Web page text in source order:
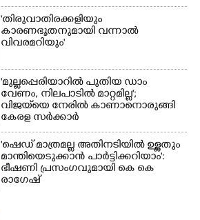
'തിരുവാതിരക്കളിയും
കാരണഭൂതനുമായി വന്നാൽ
വിവരമറിയും '
'മുല്ലപ്പെരിയാറിൽ പുതിയ ഡാം
വേണം, നിലപാടിൽ മാറ്റമില്ല';
വിജയ്‌യെ നേരിൽ കാണാനൊരുങ്ങി
കേരള സർക്കാർ
'ഷെഡ് മാത്രമല്ല അതിനടിയിൽ ഉള്ളതും
മാന്തിയെടുക്കാൻ പാർട്ടിക്കറിയാം':
ഭീഷണി പ്രസംഗവുമായി കെ കെ
രാഗേഷ്